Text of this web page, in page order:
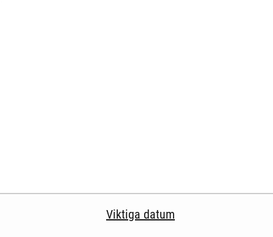
Viktiga datum